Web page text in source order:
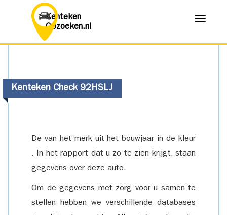
Kenteken
Opzoeken.nl
Menu
Kenteken Check 92HSLJ
De van het merk uit het bouwjaar in de kleur
. In het rapport dat u zo te zien krijgt, staan
gegevens over deze auto.
Om de gegevens met zorg voor u samen te
stellen hebben we verschillende databases